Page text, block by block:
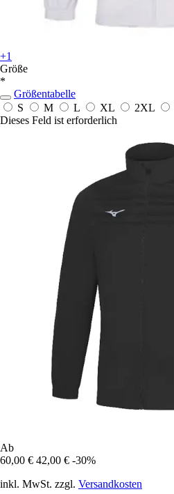
+1
Größe
*
Größentabelle
S
M L XL 2XL
Dieses Feld ist erforderlich
Ab
60,00 € 42,00 € -30%
inkl. MwSt. zzgl. Versandkosten